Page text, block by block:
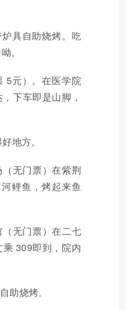
具自助烧烤。吃
。
5元）。在医学院
下车即是山脚，
地方。
无门票）在紫荆
鲤鱼，烤起来鱼
无门票）在二七
309即到，院内
助烧烤。